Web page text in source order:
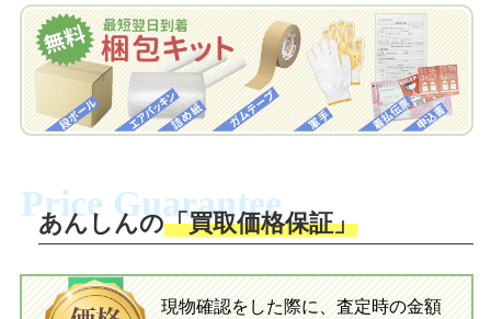
でお届けします。
自宅でおもちゃを発送・梱包
梱包キットに同封する発送ガイドの手順
送。当店へ無料で発送いただけます。
入金完了
当店に査定したおもちゃがご到着後、ご
申し込みます。梱包キットは送料無料で
お届けします。
自宅でおもちゃを発送・梱包
ださい。お電話にて集荷依頼を行い発
送。当店へ無料で発送いただけます。
Price Guarantee
あんしんの「買取価格保証」
現物確認をした際に、査定時の金額